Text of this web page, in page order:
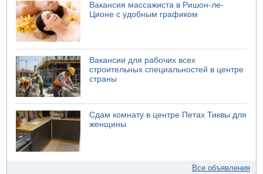
Вакансия массажиста в Ришон-ле-
Ционе с удобным графиком
Вакансии для рабочих всех
строительных специальностей в центре
страны
Сдам комнату в центре Петах Тиквы для
женщины
Все объявления